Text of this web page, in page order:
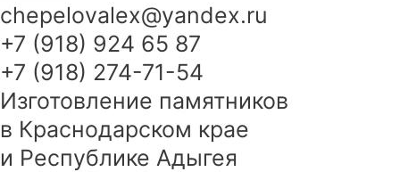
chepelovalex@yandex.ru
+7 (918) 924 65 87
+7 (918) 274-71-54
Изготовление памятников
в Краснодарском крае
и Республике Адыгея